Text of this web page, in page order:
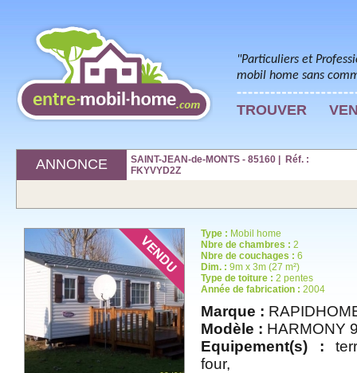
"Particuliers et
mobil home sans
TROUVER
ANNONCE
SAINT-JEAN-de-MONTS - 85160 | Réf. :
FKYVYD2Z
Type : Mobil home
Nbre de chambres : 2
Nbre de couchages : 6
Dim. : 9m x 3m (27 m²)
Type de toiture : 2 pentes
Année de fabrication : 2004
Marque :
Modèle : HARMONY
Equipement(s) :
four,